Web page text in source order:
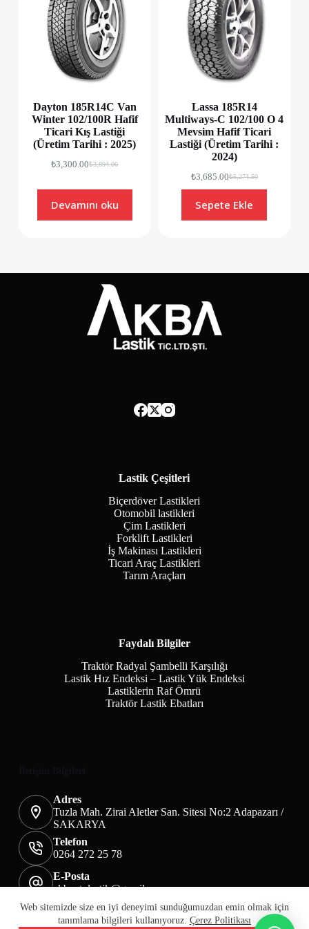
Web sitemizde size en iyi deneyimi sunduğumuzdan emin olmak için
tanımlama bilgileri kullanıyoruz. Çerez Politikası
Dayton 185R14C Van
Winter 102/100R Hafif
Ticari Kış Lastiği
(Üretim Tarihi : 2025)
₺3,894.00
₺3,300.00
Devamını oku
Lassa 185R14
Multiways-C 102/100 O 4
Mevsim Hafif Ticari
Lastiği (Üretim Tarihi :
2024)
₺5,274.50
₺3,685.00
Sepete Ekle
Lastik Çeşitleri
Biçerdöver Lastikleri
Otomobil lastikleri
Çim Lastikleri
Forklift Lastikleri
İş Makinası Lastikleri
Ticari Araç Lastikleri
Tarım Araçları
Faydalı Bilgiler
Traktör Radyal Şambelli Karşılığı
Lastik Hız Endeksi – Lastik Yük Endeksi
Lastiklerin Raf Ömrü
Traktör Lastik Ebatları
Adres
Tuzla Mah. Zirai Aletler San. Sitesi No:2 Adapazarı /
SAKARYA
Telefon
0264 272 25 78
E-Posta
akbaotolastik@gmail.com
Mesafeli Satış Sözleşmesi
Teslimat&İade
Üyelik KVKK Sayfası
Çerez Politikası